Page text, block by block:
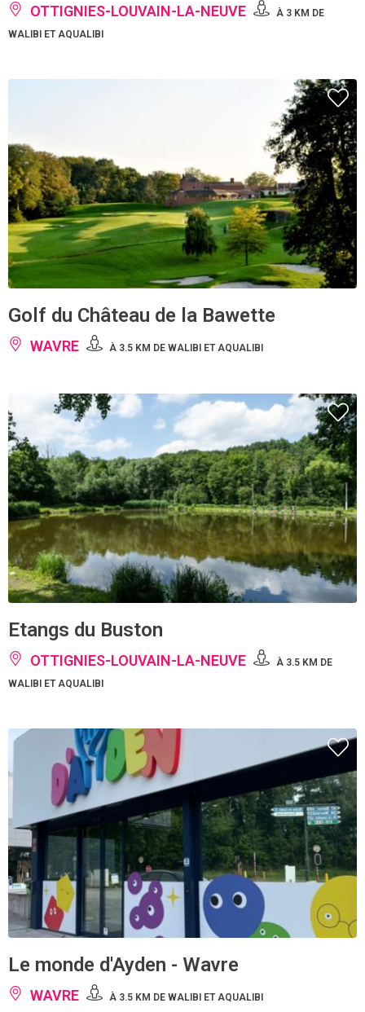
OTTIGNIES-LOUVAIN-LA-NEUVE
À 3 KM DE
WALIBI ET AQUALIBI
Golf du Château de la Bawette
WAVRE À 3.5 KM DE WALIBI ET AQUALIBI
Etangs du Buston
OTTIGNIES-LOUVAIN-LA-NEUVE
À 3.5 KM DE
WALIBI ET AQUALIBI
Le monde d'Ayden - Wavre
WAVRE À 3.5 KM DE WALIBI ET AQUALIBI